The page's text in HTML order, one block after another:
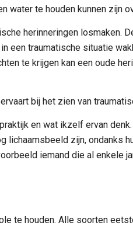
water te houden kunnen zijn
herinneringen losmaken.
een traumatische situatie
te krijgen kan een oude
bij het zien van
en wat ikzelf ervan
lichaamsbeeld zijn, ondanks
iemand die al enkele
te houden. Alle soorten